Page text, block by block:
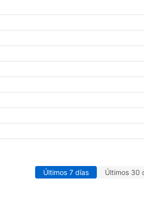
Últimos 7 días Últimos 30